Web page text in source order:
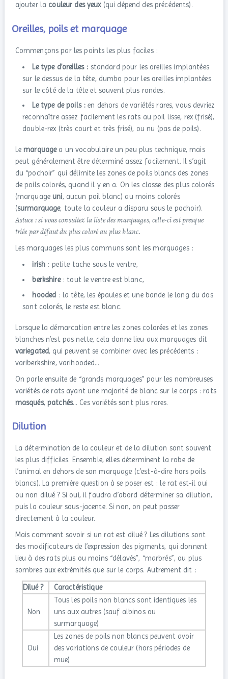
ajouter la couleur des yeux(qui dépend des précédents).
Oreilles, poils et marquage
Commençons par les points les plus faciles :
Le type d’oreilles : standard pour les oreilles implantées
sur le dessus de la tête, dumbo pour les oreilles implantées
sur le côté de la tête et souvent plus rondes.
Le type de poils : en dehors de variétés rares, vous devriez
reconnaître assez facilement les rats au poil lisse, rex (frisé),
double-rex (très court et très frisé), ou nu (pas de poils).
Lemarquagea un vocabulaire un peu plus technique, mais
peut généralement être déterminé assez facilement. Il s’agit
du “pochoir” qui délimite les zones de poils blancs des zones
de poils colorés, quand il y en a. On les classe des plus colorés
(marquage uni, aucun poil blanc) au moins colorés
(surmarquage, toute la couleur a disparu sous le pochoir).
Astuce : si vous consultez la liste des marquages, celle-ci est presque
triée par défaut du plus coloré au plus blanc.
Les marquages les plus communs sont les marquages :
irish : petite tache sous le ventre,
berkshire: tout le ventre est blanc,
hooded : la tête, les épaules et une bande le long du dos
sont colorés, le reste est blanc.
Lorsque la démarcation entre les zones colorées et les zones
blanches n’est pas nette, cela donne lieu aux marquages dit
variegated, qui peuvent se combiner avec les précédents :
variberkshire, varihooded…
On parle ensuite de “grands marquages” pour les nombreuses
variétés de rats ayant une majorité de blanc sur le corps : rats
masqués, patchés… Ces variétés sont plus rares.
Dilution
La détermination de la couleur et de la dilution sont souvent
les plus difficiles. Ensemble, elles déterminent la robe de
l’animal en dehors de son marquage (c’est-à-dire hors poils
blancs). La première question à se poser est : le rat est-il oui
ou non dilué ? Si oui, il faudra d’abord déterminer sa dilution,
puis la couleur sous-jacente. Si non, on peut passer
directement à la couleur.
Mais comment savoir si un rat est dilué ? Les dilutions sont
des modificateurs de l’expression des pigments, qui donnent
lieu à des rats plus ou moins “délavés”, “marbrés”, ou plus
sombres aux extrémités que sur le corps. Autrement dit :
Dilué ? Caractéristique
Non
Tous les poils non blancs sont identiques les
uns aux autres (sauf albinos ou
surmarquage)
Oui
Les zones de poils non blancs peuvent avoir
des variations de couleur (hors périodes de
mue)